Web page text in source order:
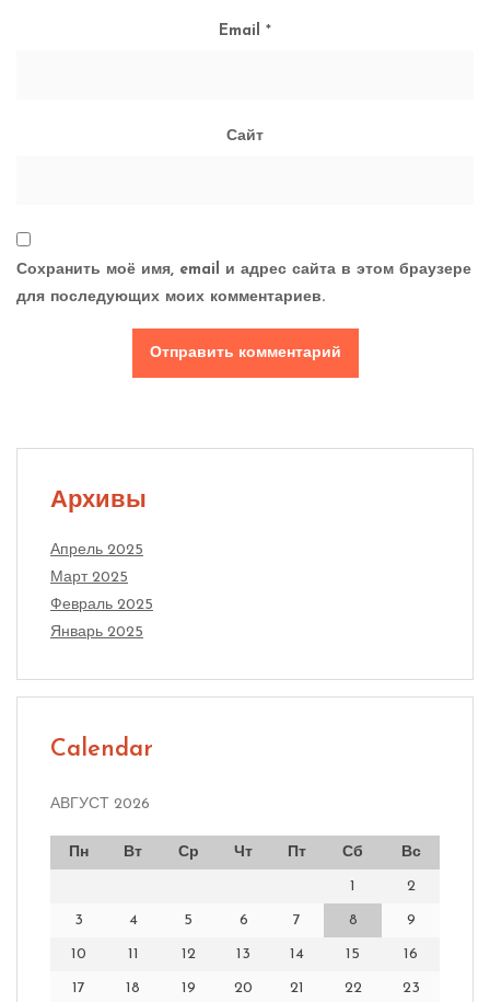
Email *
Сайт
Сохранить моё имя, email и адрес сайта в этом браузере
для последующих моих комментариев.
Архивы
Апрель 2025
Март 2025
Февраль 2025
Январь 2025
Calendar
АВГУСТ 2026
Пн Вт Ср Чт Пт Сб Вс
1 2
3 4 5 6 7 8 9
10 11 12 13 14 15 16
17 18 19 20 21 22 23